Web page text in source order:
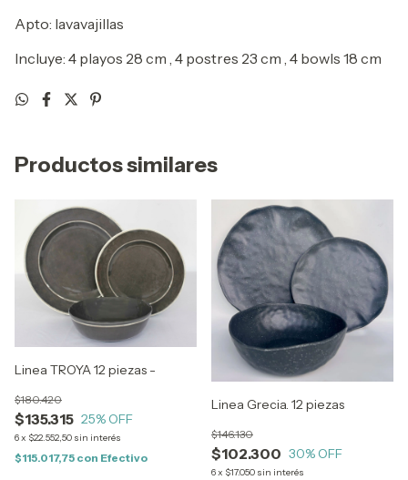
Apto: lavavajillas
Incluye: 4 playos 28 cm , 4 postres 23 cm , 4 bowls 18 cm
Productos similares
Linea TROYA 12 piezas -
$135.315
$180.420
25% OFF
6x $22.552,50 sin interés
$115.017,75 con Efectivo
Linea Grecia. 12 piezas
$102.300
$146.130
30% OFF
6x $17.050 sin interés